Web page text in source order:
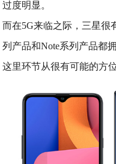
过度明显。
而在5G来临之际，三星很
列产品和Note系列产品都
这里环节从很有可能的方